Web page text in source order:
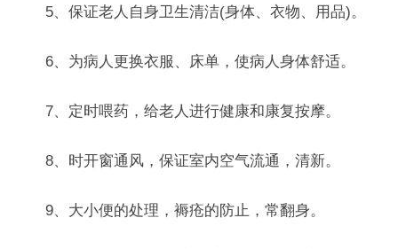
5、保证老人自身卫生清洁(身体、衣物、用品)。
6、为病人更换衣服、床单，使病人身体舒适。
7、定时喂药，给老人进行健康和康复按摩。
8、时开窗通风，保证室内空气流通，清新。
9、大小便的处理，褥疮的防止，常翻身。